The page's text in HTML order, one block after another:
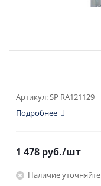
Артикул:SP RA121129
Подробнее
1 478 руб./шт
Наличие уточняйте